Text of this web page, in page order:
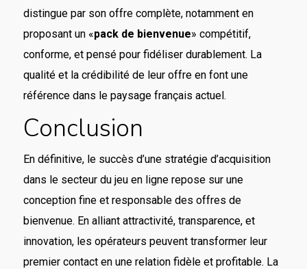
distingue par son offre complète, notamment en
proposant un «pack de bienvenue» compétitif,
conforme, et pensé pour fidéliser durablement. La
qualité et la crédibilité de leur offre en font une
référence dans le paysage français actuel.
Conclusion
En définitive, le succès d’une stratégie d’acquisition
dans le secteur du jeu en ligne repose sur une
conception fine et responsable des offres de
bienvenue. En alliant attractivité, transparence, et
innovation, les opérateurs peuvent transformer leur
premier contact en une relation fidèle et profitable. La